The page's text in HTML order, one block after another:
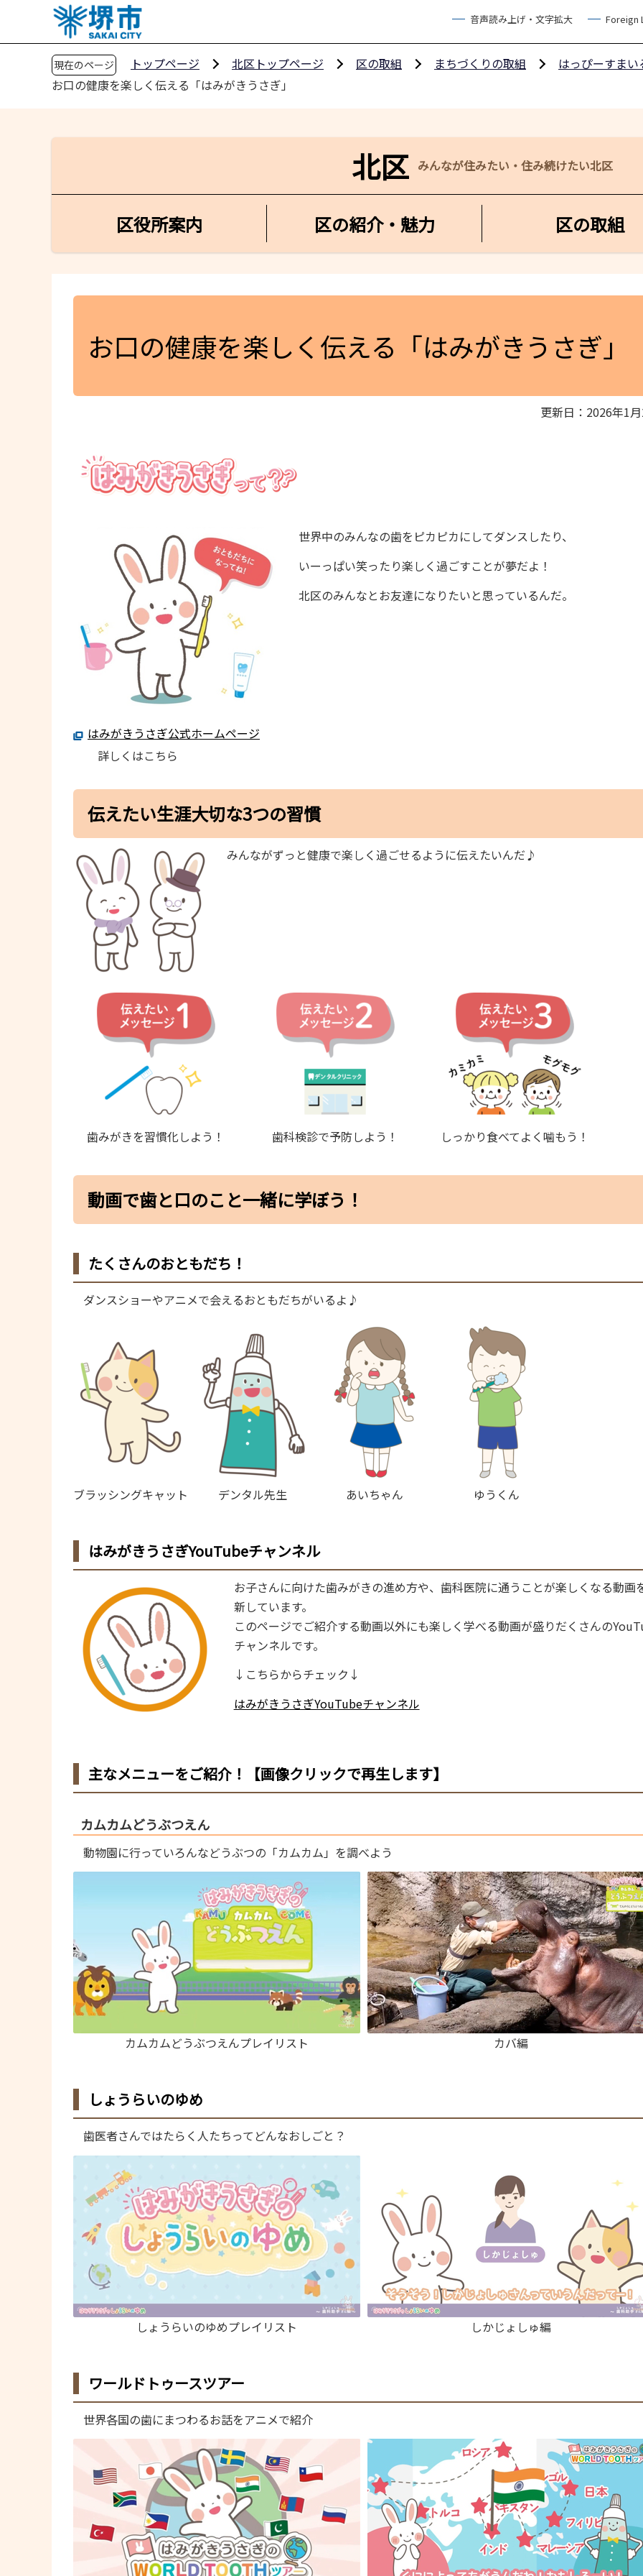
ペ
音声読み上げ・文字拡大 Foreign
現在のページ トップページ 北区トップページ 区の取組 まちづくりの取組
はっぴーすま
お口の健康を楽しく伝える「はみがきうさぎ」
北区 みんなが住みたい・住み続けたい北区
区役所案内 区の紹介・魅力 区の取組
お口の健康を楽しく伝える「はみがきうさぎ」
更新日：2026年1
世界中のみんなの歯をピカピカにしてダンスしたり、
いーっぱい笑ったり楽しく過ごすことが夢だよ！
北区のみんなとお友達になりたいと思っているんだ。
はみがきうさぎ公式ホームページ
詳しくはこちら
伝えたい生涯大切な3つの習慣
みんながずっと健康で楽しく過ごせるように伝えたいんだ♪
歯みがきを習慣化しよう！ 歯科検診で予防しよう！ しっかり食べてよく噛もう！
動画で歯と口のこと一緒に学ぼう！
たくさんのおともだち！
ダンスショーやアニメで会えるおともだちがいるよ♪
ブラッシングキャット デンタル先生 あいちゃん ゆうくん
はみがきうさぎYouTubeチャンネル
お子さんに向けた歯みがきの進め方や、歯科医院に通うことが楽しくなる動画
新しています。
このページでご紹介する動画以外にも楽しく学べる動画が盛りだくさんの
チャンネルです。
↓こちらからチェック↓
はみがきうさぎYouTubeチャンネル
主なメニューをご紹介！【画像クリックで再生します】
カムカムどうぶつえん
動物園に行っていろんなどうぶつの「カムカム」を調べよう
カムカムどうぶつえんプレイリスト カバ編
しょうらいのゆめ
歯医者さんではたらく人たちってどんなおしごと？
しょうらいのゆめプレイリスト しかじょしゅ編
ワールドトゥースツアー
世界各国の歯にまつわるお話をアニメで紹介